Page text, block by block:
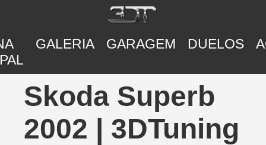
GALERIA GARAGEM DUELOS
Skoda Superb
2002 | 3DTuning